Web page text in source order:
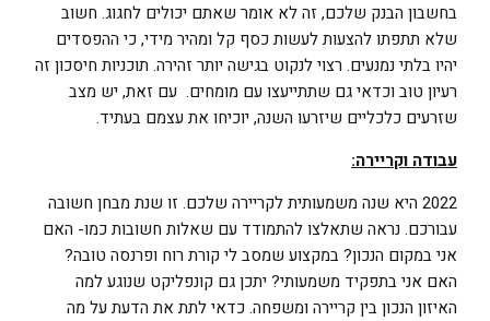
בחשבון הבנק שלכם, זה לא אומר שאתם יכולים לחגוג. חשוב
שלא תתפתו להצעות לעשות כסף קל ומהיר מידי, כי ההפסדים
יהיו בלתי נמנעים. רצוי לנקוט בגישה יותר זהירה. תוכניות חיסכון זה
רעיון טוב וכדאי גם שתתייעצו עם מומחים. עם זאת, יש מצב
שזרעים כלכליים שיזרעו השנה, יוכיחו את עצמם בעתיד.
עבודה וקריירה:
2022 היא שנה משמעותית לקריירה שלכם. זו שנת מבחן חשובה
עבורכם. נראה שתאלצו להתמודד עם שאלות חשובות כמו- האם
אני במקום הנכון? במקצוע שמסב לי קורת רוח ופרנסה טובה?
האם אני בתפקיד משמעותי? יתכן גם קונפליקט שנוגע למה
האיזון הנכון בין קריירה ומשפחה. כדאי לתת את הדעת על מה